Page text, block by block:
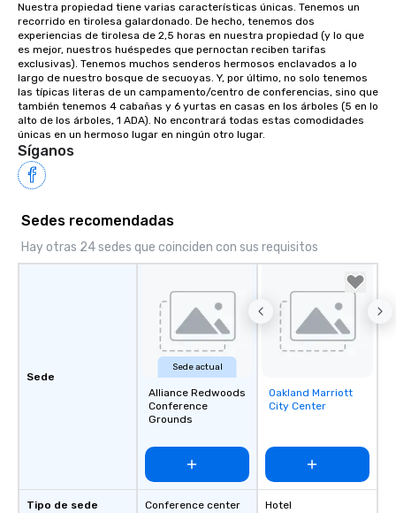
Nuestra propiedad tiene varias características únicas. Tenemos un
recorrido en tirolesa galardonado. De hecho, tenemos dos
experiencias de tirolesa de 2,5 horas en nuestra propiedad (y lo que
es mejor, nuestros huéspedes que pernoctan reciben tarifas
exclusivas). Tenemos muchos senderos hermosos enclavados a lo
largo de nuestro bosque de secuoyas. Y, por último, no solo tenemos
las típicas literas de un campamento/centro de conferencias, sino que
también tenemos 4 cabañas y 6 yurtas en casas en los árboles (5 en lo
alto de los árboles, 1 ADA). No encontrará todas estas comodidades
únicas en un hermoso lugar en ningún otro lugar.
Síganos
Sedes recomendadas
Hay otras 24 sedes que coinciden con sus requisitos
Sede
Tipo de sede
Sede actual
Alliance Redwoods
Conference
Grounds
Conference center
Removed from
favorites
Oakland Marriott
City Center
Hotel